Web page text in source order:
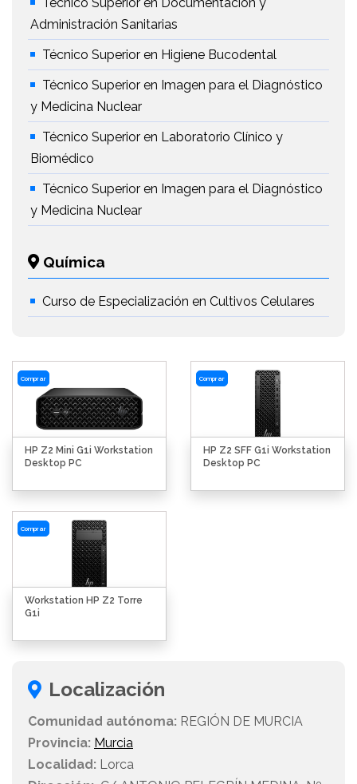
Administración Sanitarias
Técnico Superior en Higiene Bucodental
Técnico Superior en Imagen para el Diagnóstico
y Medicina Nuclear
Técnico Superior en Laboratorio Clínico y
Biomédico
Técnico Superior en Imagen para el Diagnóstico
y Medicina Nuclear
Química
Curso de Especialización en Cultivos Celulares
Comprar
HP Z2 Mini G1i Workstation
Desktop PC
Comprar
HP Z2 SFF G1i Workstation
Desktop PC
Comprar
Workstation HP Z2 Torre
G1i
Localización
Comunidad autónoma: REGIÓN DE MURCIA
Provincia: Murcia
Localidad: Lorca